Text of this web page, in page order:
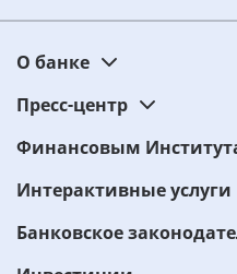
О банке
Пресс-центр
Финансовым
Интерактивные услуги
Банковское